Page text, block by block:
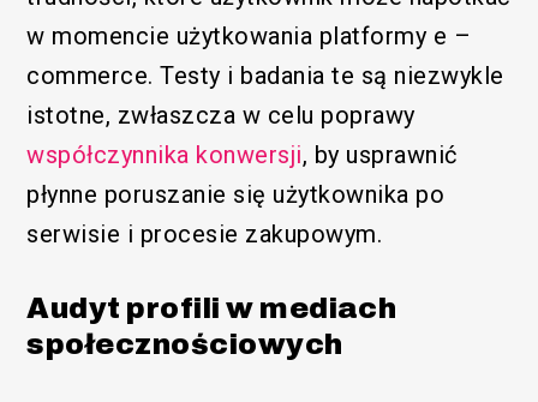
w momencie użytkowania platformy e –
commerce. Testy i badania te są niezwykle
istotne, zwłaszcza w celu poprawy
współczynnika konwersji, by usprawnić
płynne poruszanie się użytkownika po
serwisie i procesie zakupowym.
Audyt profili w mediach
społecznościowych